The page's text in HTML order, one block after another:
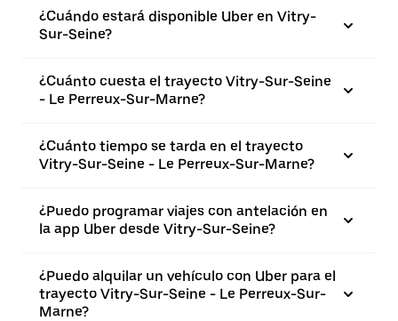
¿Cuándo estará disponible Uber en Vitry-
Sur-Seine?
¿Cuánto cuesta el trayecto Vitry-Sur-Seine
- Le Perreux-Sur-Marne?
¿Cuánto tiempo se tarda en el trayecto
Vitry-Sur-Seine - Le Perreux-Sur-Marne?
¿Puedo programar viajes con antelación en
la app Uber desde Vitry-Sur-Seine?
¿Puedo alquilar un vehículo con Uber para el
trayecto Vitry-Sur-Seine - Le Perreux-Sur-
Marne?